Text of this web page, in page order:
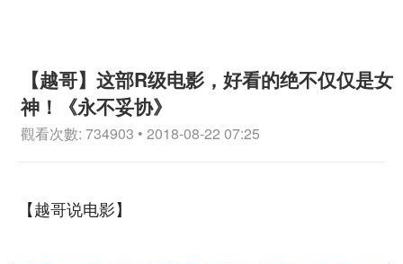
【越哥】这部R级电影，好看的绝不仅仅是女
神！《永不妥协》
觀看次數: 734903 • 2018-08-22 07:25
【越哥说电影】